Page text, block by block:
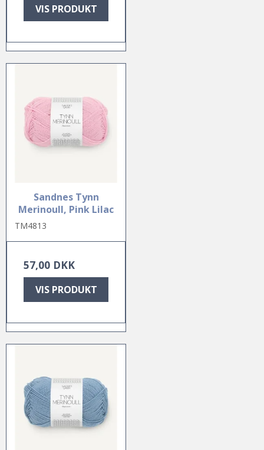
VIS PRODUKT
Sandnes Tynn
Merinoull, Pink Lilac
TM4813
57,00 DKK
VIS PRODUKT